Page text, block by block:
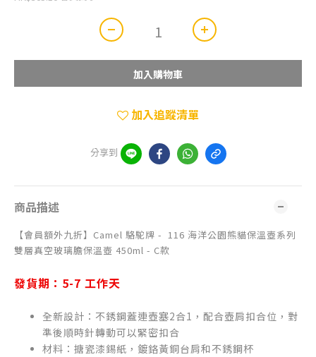
加入購物車
加入追蹤清單
分享到
商品描述
【會員額外九折】Camel 駱駝牌 - 116 海洋公園熊貓保溫壺系列
雙層真空玻璃膽保溫壺 450ml - C款
發貨期：5-7 工作天
全新設計：不銹鋼蓋連壺塞2合1，配合壺肩扣合位，對
準後順時針轉動可以緊密扣合
材料：搪瓷漆錫紙，鍍鉻黃銅台肩和不銹鋼杯